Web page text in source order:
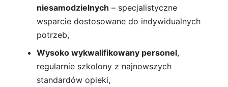
niesamodzielnych – specjalistyczne
wsparcie dostosowane do indywidualnych
potrzeb,
Wysoko wykwalifikowany personel,
regularnie szkolony z najnowszych
standardów opieki,